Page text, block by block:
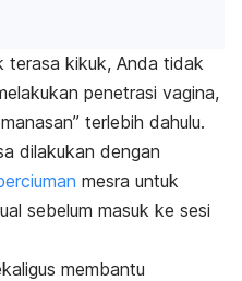
terasa kikuk, Anda tidak
penetrasi vagina,
terlebih dahulu.
dilakukan dengan
mesra untuk
sebelum masuk ke sesi
membantu